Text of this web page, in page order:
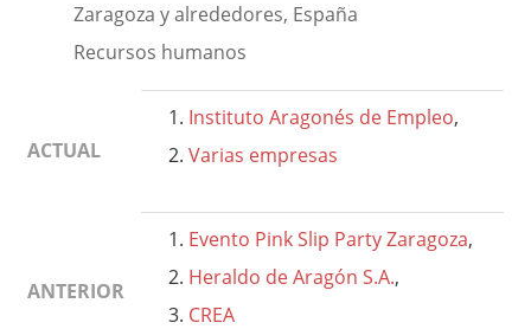
Zaragoza y alrededores, España
Recursos humanos
ACTUAL
Instituto Aragonés de Empleo,
Varias empresas
ANTERIOR
Evento Pink Slip Party Zaragoza,
Heraldo de Aragón S.A.,
CREA